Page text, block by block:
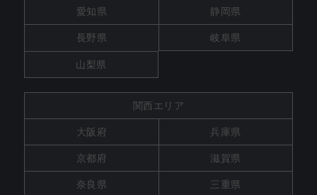
愛知県 静岡県
長野県 岐阜県
山梨県
関西エリア
大阪府 兵庫県
京都府 滋賀県
奈良県 三重県